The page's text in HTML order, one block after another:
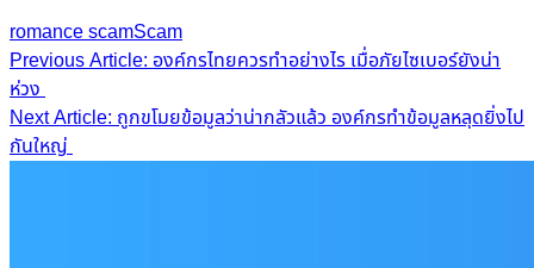
romance scamScam
Post
navigation
Previous Article: องค์กรไทยควรทำอย่างไร เมื่อภัยไซเบอร์ยังน่า
ห่วง
Next Article: ถูกขโมยข้อมูลว่าน่ากลัวแล้ว องค์กรทำข้อมูลหลุดยิ่งไป
กันใหญ่